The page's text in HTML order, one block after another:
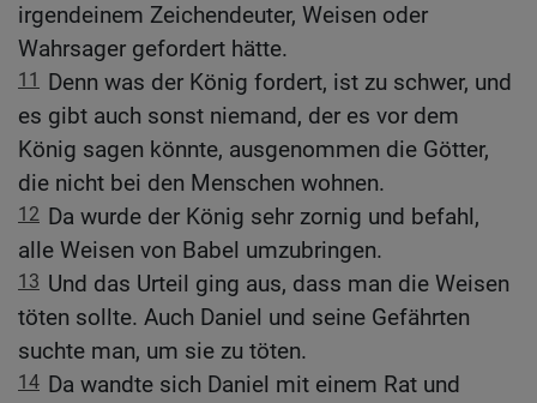
irgendeinem Zeichendeuter, Weisen oder
Wahrsager gefordert hätte.
11
Denn was der König fordert, ist zu schwer, und
es gibt auch sonst niemand, der es vor dem
König sagen könnte, ausgenommen die Götter,
die nicht bei den Menschen wohnen.
12 Da wurde der König sehr zornig und befahl,
alle Weisen von Babel umzubringen.
13 Und das Urteil ging aus, dass man die Weisen
töten sollte. Auch Daniel und seine Gefährten
suchte man, um sie zu töten.
14 Da wandte sich Daniel mit einem Rat und